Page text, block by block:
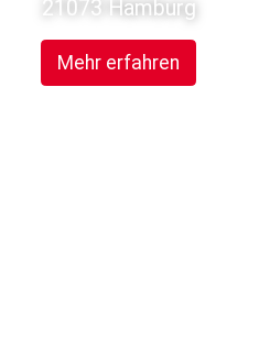
21073 Hamburg
Mehr erfahren